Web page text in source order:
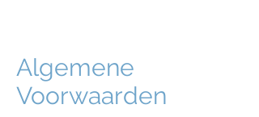
Algemene
Voorwaarden